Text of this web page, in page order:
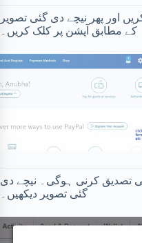
اور پھر نیچے دی گئی تصویر
کے مطابق آپشن پر کلک کریں۔
تصدیق کرنی ہوگی۔ نیچے دی
گئی تصویر دیکھیں۔